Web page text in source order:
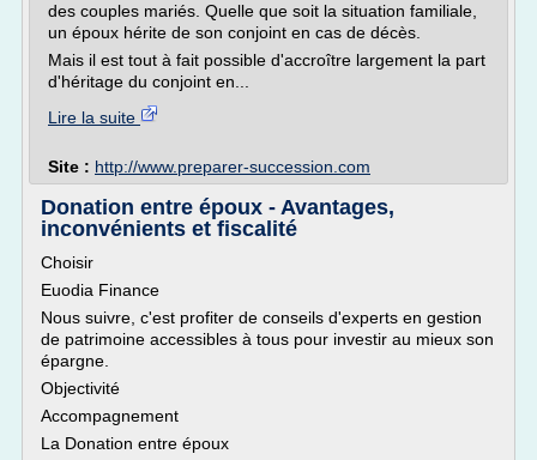
des couples mariés. Quelle que soit la situation familiale,
un époux hérite de son conjoint en cas de décès.
Mais il est tout à fait possible d'accroître largement la part
d'héritage du conjoint en...
Lire la suite
Site : http://www.preparer-succession.com
Donation entre époux - Avantages,
inconvénients et fiscalité
Choisir
Euodia Finance
Nous suivre, c'est profiter de conseils d'experts en gestion
de patrimoine accessibles à tous pour investir au mieux son
épargne.
Objectivité
Accompagnement
La Donation entre époux